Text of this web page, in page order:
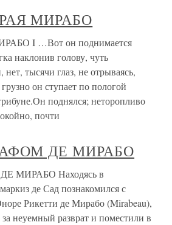
МИРАБО
I …Вот он поднимается
наклонив голову, чуть
тысячи глаз, не отрываясь,
он ступает по пологой
поднялся; неторопливо
почти
ДЕ МИРАБО
МИРАБО Находясь в
де Сад познакомился с
Рикетти де Мирабо (Mirabeau),
за неуемный разврат и поместили в